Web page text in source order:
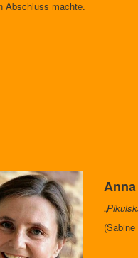
Abschluss machte.
„